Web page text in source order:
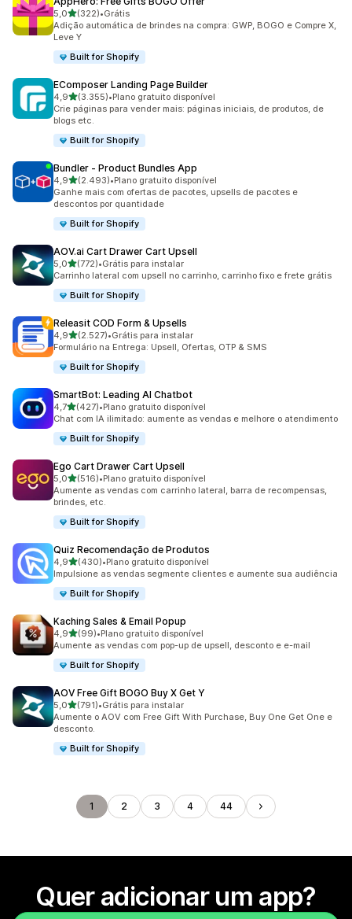
5,0de 5 estrelas
(322)
322 avaliações ao todo
•Grátis
Adição automática de brindes na compra: GWP, BOGO e Compre X,
Leve Y
Built for Shopify
EComposer Landing Page Builder
4,9de 5 estrelas
(3.355)
3355 avaliações ao todo
•Plano gratuito disponível
Crie páginas para vender mais: páginas iniciais, de produtos, de
blogs etc.
Built for Shopify
Bundler ‑ Product Bundles App
4,9de 5 estrelas
(2.493)
2493 avaliações ao todo
•Plano gratuito disponível
Ganhe mais com ofertas de pacotes, upsells de pacotes e
descontos por quantidade
Built for Shopify
AOV.ai Cart Drawer Cart Upsell
5,0de 5 estrelas
(772)
772 avaliações ao todo
•Grátis para instalar
Carrinho lateral com upsell no carrinho, carrinho fixo e frete grátis
Built for Shopify
Releasit COD Form & Upsells
4,9de 5 estrelas
(2.527)
2527 avaliações ao todo
•Grátis para instalar
Formulário na Entrega: Upsell, Ofertas, OTP & SMS
Built for Shopify
SmartBot: Leading AI Chatbot
4,7de 5 estrelas
(427)
427 avaliações ao todo
•Plano gratuito disponível
Chat com IA ilimitado: aumente as vendas e melhore o atendimento
Built for Shopify
Ego Cart Drawer Cart Upsell
5,0de 5 estrelas
(516)
516 avaliações ao todo
•Plano gratuito disponível
Aumente as vendas com carrinho lateral, barra de recompensas,
brindes, etc.
Built for Shopify
Quiz Recomendação de Produtos
4,9de 5 estrelas
(430)
430 avaliações ao todo
•Plano gratuito disponível
Impulsione as vendas segmente clientes e aumente sua audiência
Built for Shopify
Kaching Sales & Email Popup
4,9de 5 estrelas
(99)
99 avaliações ao todo
•Plano gratuito disponível
Aumente as vendas com pop-up de upsell, desconto e e-mail
Built for Shopify
AOV Free Gift BOGO Buy X Get Y
5,0de 5 estrelas
(791)
791 avaliações ao todo
•Grátis para instalar
Aumente o AOV com Free Gift With Purchase, Buy One Get One e
desconto.
Built for Shopify
1 2 3 4 44
Quer adicionar um app?